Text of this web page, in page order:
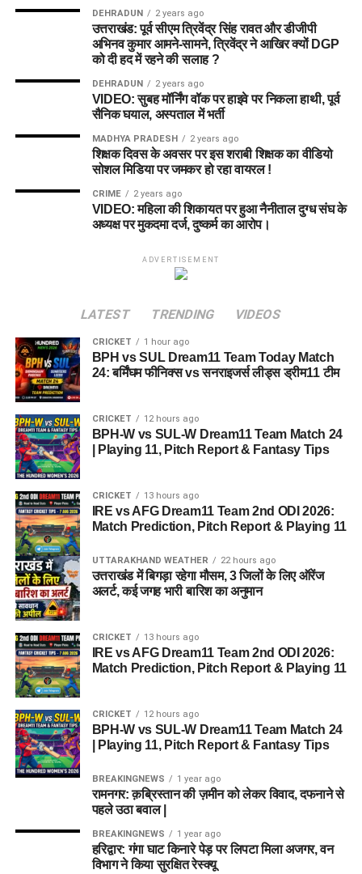
DEHRADUN 2 years ago
उत्तराखंड: पूर्व सीएम त्रिवेंद्र सिंह रावत और डीजीपी
अभिनव कुमार आमने-सामने, त्रिवेंद्र ने आखिर क्यों DGP
को दी हद में रहने की सलाह ?
DEHRADUN 2 years ago
VIDEO: सुबह मॉर्निंग वॉक पर हाइवे पर निकला हाथी, पूर्व
सैनिक घयाल, अस्पताल में भर्ती
MADHYA PRADESH 2 years ago
शिक्षक दिवस के अवसर पर इस शराबी शिक्षक का वीडियो
सोशल मिडिया पर जमकर हो रहा वायरल !
CRIME 2 years ago
VIDEO: महिला की शिकायत पर हुआ नैनीताल दुग्ध संघ के
अध्यक्ष पर मुकदमा दर्ज, दुष्कर्म का आरोप।
ADVERTISEMENT
LATEST TRENDING VIDEOS
CRICKET 1 hour ago
BPH vs SUL Dream11 Team Today Match
24: बर्मिंघम फीनिक्स vs सनराइजर्स लीड्स ड्रीम11 टीम
CRICKET 12 hours ago
BPH-W vs SUL-W Dream11 Team Match 24
| Playing 11, Pitch Report & Fantasy Tips
CRICKET 13 hours ago
IRE vs AFG Dream11 Team 2nd ODI 2026:
Match Prediction, Pitch Report & Playing 11
UTTARAKHAND WEATHER 22 hours ago
उत्तराखंड में बिगड़ा रहेगा मौसम, 3 जिलों के लिए ऑरेंज
अलर्ट, कई जगह भारी बारिश का अनुमान
CRICKET 13 hours ago
IRE vs AFG Dream11 Team 2nd ODI 2026:
Match Prediction, Pitch Report & Playing 11
CRICKET 12 hours ago
BPH-W vs SUL-W Dream11 Team Match 24
| Playing 11, Pitch Report & Fantasy Tips
BREAKINGNEWS 1 year ago
रामनगर: क़ब्रिस्तान की ज़मीन को लेकर विवाद, दफनाने से
पहले उठा बवाल |
BREAKINGNEWS 1 year ago
हरिद्वार: गंगा घाट किनारे पेड़ पर लिपटा मिला अजगर, वन
विभाग ने किया सुरक्षित रेस्क्यू